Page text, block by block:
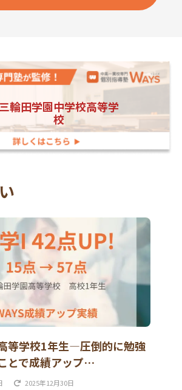
三輪田学園中学校高等学
校
等学校1年生―圧倒的に勉強
とで成績アップ…
2025年12月30日